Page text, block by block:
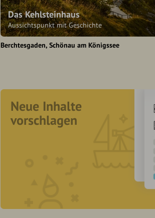
Das Kehlsteinhaus
Aussichtspunkt mit Geschichte
Berchtesgaden Schönau am Königssee
Neue Inhalte
vorschlagen